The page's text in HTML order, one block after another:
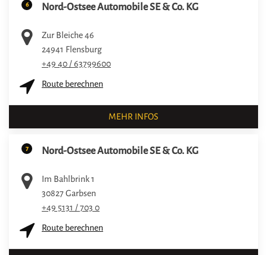
6 Nord-Ostsee Automobile SE & Co. KG
Zur Bleiche 46
24941 Flensburg
+49 40 / 63799600
Route berechnen
MEHR INFOS
7 Nord-Ostsee Automobile SE & Co. KG
Im Bahlbrink 1
30827Garbsen
+49 5131 / 703 0
Route berechnen